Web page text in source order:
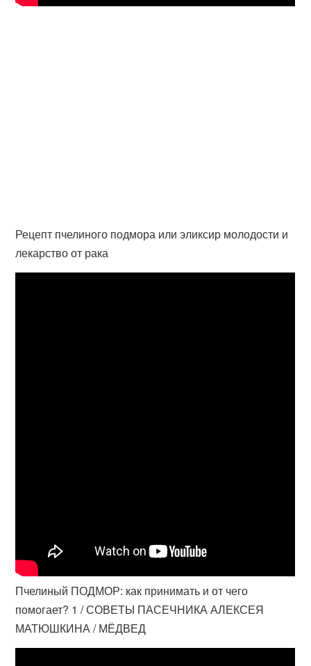
Рецепт пчелиного подмора или эликсир молодости и
лекарство от рака
Пчелиный ПОДМОР: как принимать и от чего
помогает? 1 / СОВЕТЫ ПАСЕЧНИКА АЛЕКСЕЯ
МАТЮШКИНА / МЁДВЕД